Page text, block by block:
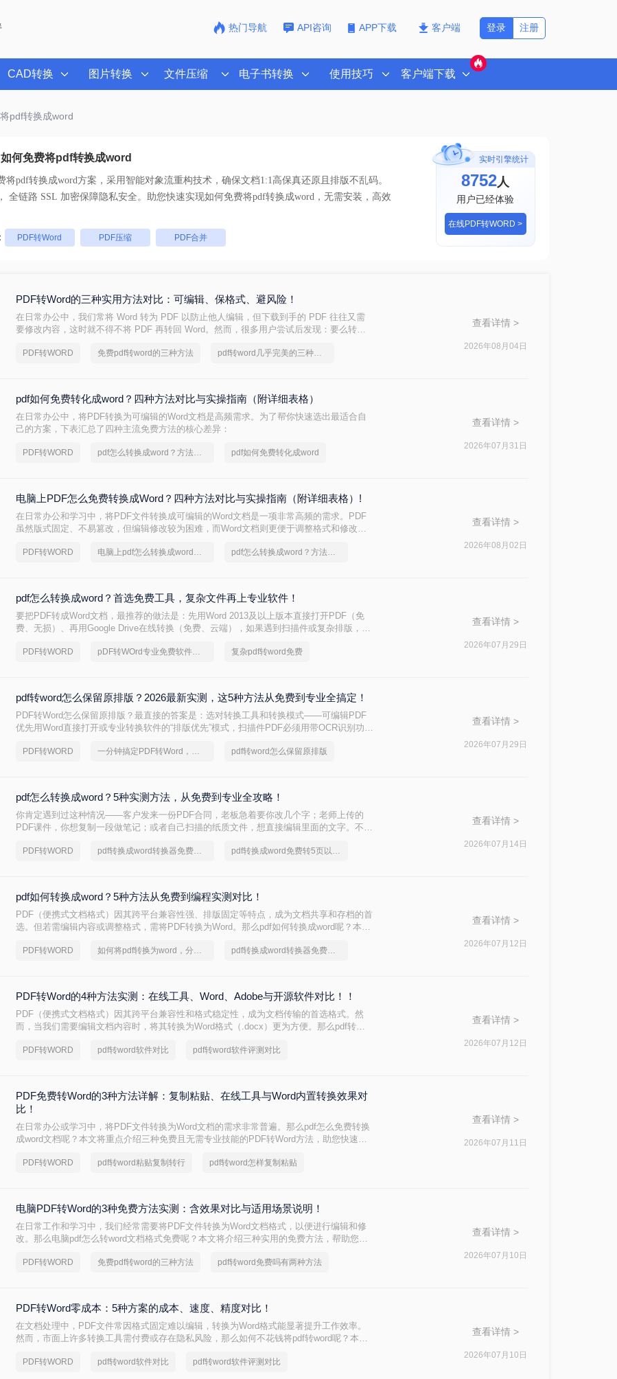
热门导航 API咨询 APP下载 客户端 注册
登录
CAD转换 图片转换 文件压缩 电子书转换 使用技巧 客户端下载
pdf转换成word
如何免费将pdf转换成word
将pdf转换成word方案，采用智能对象流重构技术，确保文档1:1高保真还原且排版不乱码。
支持一键批量处理， 全链路 SSL 加密保障隐私安全。助您快速实现如何免费将pdf转换成word，无需安装，高效
PDF转Word PDF压缩 PDF合并
实时引擎统计
8752人
用户已经体验
在线PDF转WORD >
PDF转Word的三种实用方法对比：可编辑、保格式、避风险！
在日常办公中，我们常将 Word 转为 PDF 以防止他人编辑，但下载到手的 PDF 往往又需
要修改内容，这时就不得不将 PDF 再转回 Word。然而，很多用户尝试后发现：要么转换
转换质量、操作难度、文件安全、批量能力 四个维度，对比三种主流方法，帮助您快速选
PDF转WORD 免费pdf转word的三种方法 pdf转word几乎完美的三种方式
查看详情 >
2026年08月04日
pdf如何免费转化成word？四种方法对比与实操指南（附详细表格）
在日常办公中，将PDF转换为可编辑的Word文档是高频需求。为了帮你快速选出最适合自
己的方案，下表汇总了四种主流免费方法的核心差异：
PDF转WORD pdf怎么转换成word？方法详细解析 pdf如何免费转化成word
查看详情 >
2026年07月31日
电脑上PDF怎么免费转换成Word？四种方法对比与实操指南（附详细表格）!
在日常办公和学习中，将PDF文件转换成可编辑的Word文档是一项非常高频的需求。PDF
虽然版式固定、不易篡改，但编辑修改较为困难，而Word文档则更便于调整格式和修改内
PDF转WORD 电脑上pdf怎么转换成word免费 pdf怎么转换成word？方法详细解析
查看详情 >
2026年08月02日
pdf怎么转换成word？首选免费工具，复杂文件再上专业软件！
要把PDF转成Word文档，最推荐的做法是：先用Word 2013及以上版本直接打开PDF（免
费、无损）、再用Google Drive在线转换（免费、云端），如果遇到扫描件或复杂排版，最
PDF转WORD pDF转WOrd专业免费软件下载 复杂pdf转word免费
查看详情 >
2026年07月29日
pdf转word怎么保留原排版？2026最新实测，这5种方法从免费到专业全搞定！
PDF转Word怎么保留原排版？最直接的答案是：选对转换工具和转换模式——可编辑PDF
优先用Word直接打开或专业转换软件的“排版优先”模式，扫描件PDF必须用带OCR识别功能
则。
PDF转WORD 一分钟搞定PDF转Word，这2种简单方法，任意选择 pdf转word怎么保留原排版
查看详情 >
2026年07月29日
pdf怎么转换成word？5种实测方法，从免费到专业全攻略！
你肯定遇到过这种情况——客户发来一份PDF合同，老板急着要你改几个字；老师上传的
PDF课件，你想复制一段做笔记；或者自己扫描的纸质文件，想直接编辑里面的文字。不管
PDF转WORD pdf转换成word转换器免费转5页 pdf转换成word免费转5页以上的
查看详情 >
2026年07月14日
pdf如何转换成word？5种方法从免费到编程实测对比！
PDF（便携式文档格式）因其跨平台兼容性强、排版固定等特点，成为文档共享和存档的首
选。但若需编辑内容或调整格式，需将PDF转换为Word。那么pdf如何转换成word呢？本文
PDF转WORD 如何将pdf转换为word，分享一种简单的方法 pdf转换成word转换器免费转5页
查看详情 >
2026年07月12日
PDF转Word的4种方法实测：在线工具、Word、Adobe与开源软件对比！！
PDF（便携式文档格式）因其跨平台兼容性和格式稳定性，成为文档传输的首选格式。然
而，当我们需要编辑文档内容时，将其转换为Word格式（.docx）更为方便。那么pdf转换
PDF转WORD pdf转word软件对比 pdf转word软件评测对比
查看详情 >
2026年07月12日
PDF免费转Word的3种方法详解：复制粘贴、在线工具与Word内置转换效果对
比！
在日常办公或学习中，将PDF文件转换为Word文档的需求非常普遍。那么pdf怎么免费转换
成word文档呢？本文将重点介绍三种免费且无需专业技能的PDF转Word方法，助您快速解
PDF转WORD pdf转word粘贴复制转行 pdf转word怎样复制粘贴
查看详情 >
2026年07月11日
电脑PDF转Word的3种免费方法实测：含效果对比与适用场景说明！
在日常工作和学习中，我们经常需要将PDF文件转换为Word文档格式，以便进行编辑和修
改。那么电脑pdf怎么转word文档格式免费呢？本文将介绍三种实用的免费方法，帮助您轻
PDF转WORD 免费pdf转word的三种方法 pdf转word免费吗有两种方法
查看详情 >
2026年07月10日
PDF转Word零成本：5种方案的成本、速度、精度对比！
在文档处理中，PDF文件常因格式固定难以编辑，转换为Word格式能显著提升工作效率。
然而，市面上许多转换工具需付费或存在隐私风险，那么如何不花钱将pdf转word呢？本文
数据泄露。无需任何付费，即可实现高质量转换，告别格式错乱与隐私担忧！
PDF转WORD pdf转word软件对比 pdf转word软件评测对比
查看详情 >
2026年07月10日